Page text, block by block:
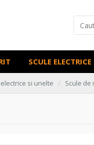
SCULE
si unelte Scule de